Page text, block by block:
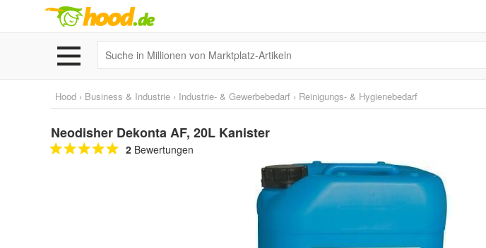
Hood › Business & Industrie › Industrie- & Gewerbebedarf › Reinigungs- & Hygienebedarf
Neodisher Dekonta AF, 20L Kanister
2 Bewertungen